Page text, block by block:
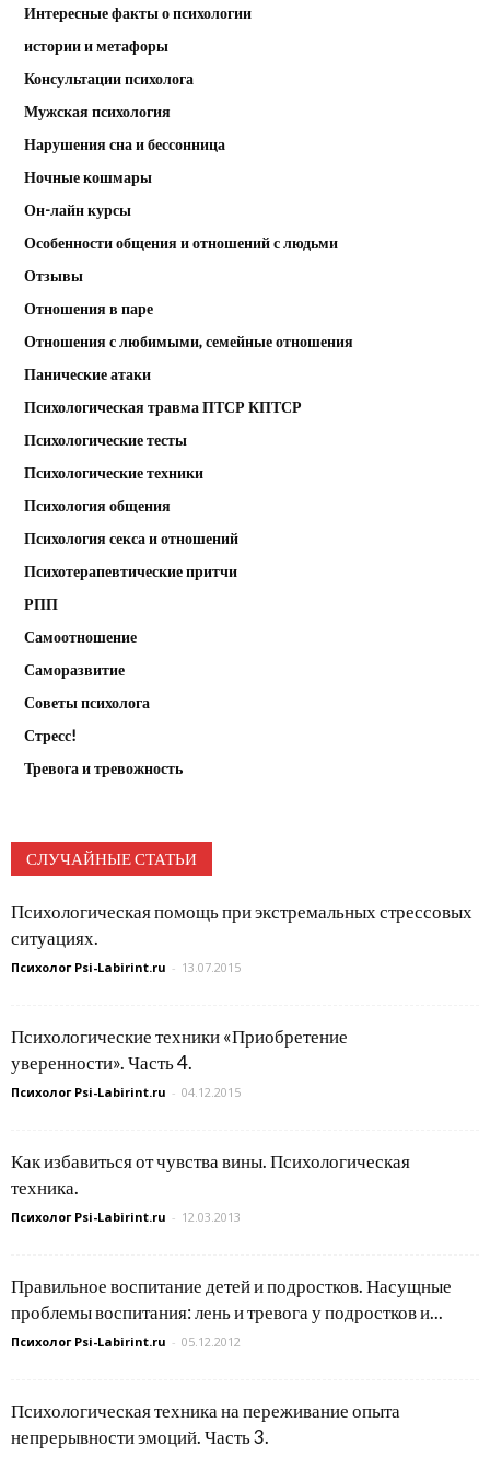
Интересные факты о психологии
истории и метафоры
Консультации психолога
Мужская психология
Нарушения сна и бессонница
Ночные кошмары
Он-лайн курсы
Особенности общения и отношений с людьми
Отзывы
Отношения в паре
Отношения с любимыми, семейные отношения
Панические атаки
Психологическая травма ПТСР КПТСР
Психологические тесты
Психологические техники
Психология общения
Психология секса и отношений
Психотерапевтические притчи
РПП
Самоотношение
Саморазвитие
Советы психолога
Стресс!
Тревога и тревожность
СЛУЧАЙНЫЕ СТАТЬИ
Психологическая помощь при экстремальных стрессовых
ситуациях.
Психолог Psi-Labirint.ru - 13.07.2015
Психологические техники «Приобретение
уверенности». Часть 4.
Психолог Psi-Labirint.ru - 04.12.2015
Как избавиться от чувства вины. Психологическая
техника.
Психолог Psi-Labirint.ru - 12.03.2013
Правильное воспитание детей и подростков. Насущные
проблемы воспитания: лень и тревога у подростков и...
Психолог Psi-Labirint.ru - 05.12.2012
Психологическая техника на переживание опыта
непрерывности эмоций. Часть 3.